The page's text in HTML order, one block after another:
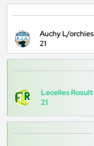
Auchy L/
21
Lecelles Rosult
21